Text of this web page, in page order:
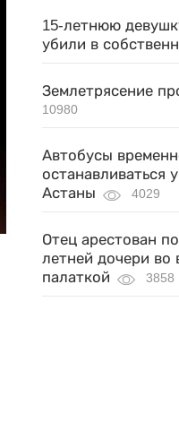
15-летнюю
убили в
Землетрясение
10980
Автобусы
останавливаться
Астаны
4029
Отец арестован
летней дочери во
палаткой
3858